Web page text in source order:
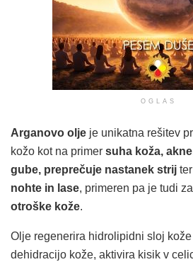
OGLAS
Arganovo olje je unikatna rešitev
kožo kot na primer suha koža,
gube, preprečuje nastanek strij
nohte in lase, primeren pa je tudi za
otroške kože.
Olje regenerira hidrolipidni sloj
dehidracijo kože, aktivira kisik v